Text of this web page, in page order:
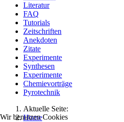
Literatur
FAQ
Tutorials
Zeitschriften
Anekdoten
Zitate
Experimente
Synthesen
Experimente
Chemievorträge
Pyrotechnik
Aktuelle Seite:
Home
Wir benutzen Cookies